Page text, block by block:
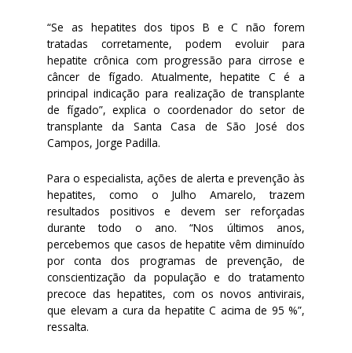
“Se as hepatites dos tipos B e C não forem
tratadas corretamente, podem evoluir para
hepatite crônica com progressão para cirrose e
câncer de fígado. Atualmente, hepatite C é a
principal indicação para realização de transplante
de fígado”, explica o coordenador do setor de
transplante da Santa Casa de São José dos
Campos, Jorge Padilla.
Para o especialista, ações de alerta e prevenção às
hepatites, como o Julho Amarelo, trazem
resultados positivos e devem ser reforçadas
durante todo o ano. “Nos últimos anos,
percebemos que casos de hepatite vêm diminuído
por conta dos programas de prevenção, de
conscientização da população e do tratamento
precoce das hepatites, com os novos antivirais,
que elevam a cura da hepatite C acima de 95 %”,
ressalta.